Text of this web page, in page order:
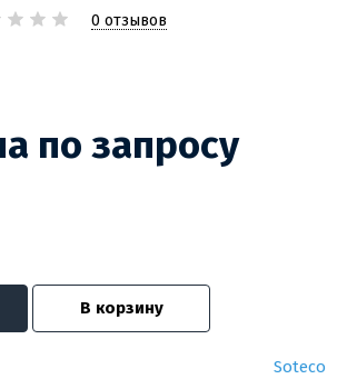
0 отзывов
по запросу
В корзину
Soteco